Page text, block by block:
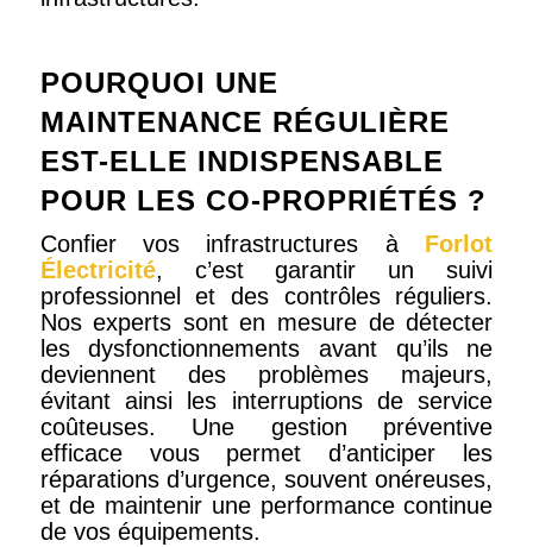
POURQUOI UNE
MAINTENANCE RÉGULIÈRE
EST-ELLE INDISPENSABLE
POUR LES CO-PROPRIÉTÉS ?
Confier vos infrastructures à Forlot
Électricité, c’est garantir un suivi
professionnel et des contrôles réguliers.
Nos experts sont en mesure de détecter
les dysfonctionnements avant qu’ils ne
deviennent des problèmes majeurs,
évitant ainsi les interruptions de service
coûteuses. Une gestion préventive
efficace vous permet d’anticiper les
réparations d’urgence, souvent onéreuses,
et de maintenir une performance continue
de vos équipements.